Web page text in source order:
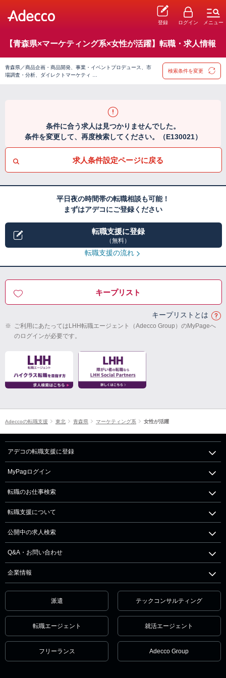
登録 ログイン メニュー
【青森県×マーケティング系×女性が活躍】転職・求人情報
青森県／商品企画・商品開発、事業・イベントプロデュース、市
場調査・分析、ダイレクトマーケティ …
検索条件を変更
条件に合う求人は見つかりませんでした。
条件を変更して、再度検索してください。（E130021）
求人条件設定ページに戻る
平日夜の時間帯の転職相談も可能！
まずはアデコにご登録ください
転職支援に登録
（無料）
転職支援の流れ
キープリスト
キープリストとは
※ ご利用にあたってはLHH転職エージェント（Adecco Group）のMyPageへ
のログインが必要です。
Adeccoの転職支援 東北 青森県 マーケティング系 女性が活躍
アデコの転職支援に登録
MyPagログイン
転職のお仕事検索
転職支援について
公開中の求人検索
Q&A・お問い合わせ
企業情報
派遣 テックコンサルティング
転職エージェント 就活エージェント
フリーランス Adecco Group